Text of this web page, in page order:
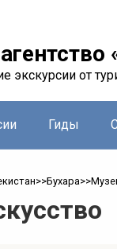
экскурсии от
Гиды
>>Бухара>>